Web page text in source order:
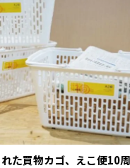
た買物カゴ、えこ便10